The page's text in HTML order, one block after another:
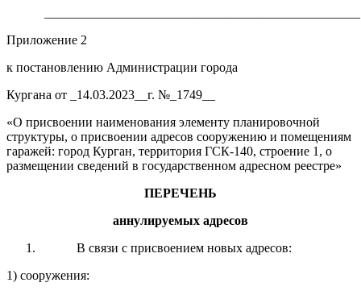
Приложение 2
к постановлению Администрации города
Кургана от _14.03.2023__г. №_1749__
«О присвоении наименования элементу планировочной
структуры, о присвоении адресов сооружению и помещениям
гаражей: город Курган, территория ГСК-140, строение 1, о
размещении сведений в государственном адресном реестре»
ПЕРЕЧЕНЬ
аннулируемых адресов
В связи с присвоением новых адресов:
1) сооружения: